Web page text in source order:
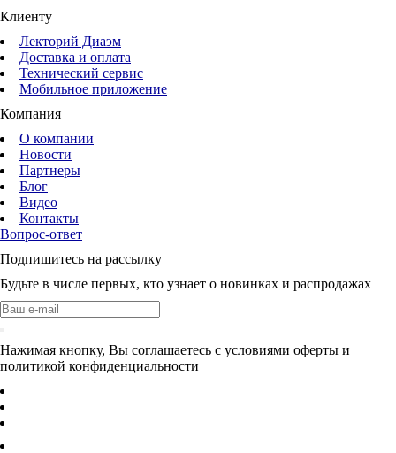
Клиенту
Лекторий Диаэм
Доставка и оплата
Технический сервис
Мобильное приложение
Компания
О компании
Новости
Партнеры
Блог
Видео
Контакты
Вопрос-ответ
Подпишитесь на рассылку
Будьте в числе первых, кто узнает о новинках и распродажах
Нажимая кнопку, Вы соглашаетесь с условиями оферты и
политикой конфиденциальности